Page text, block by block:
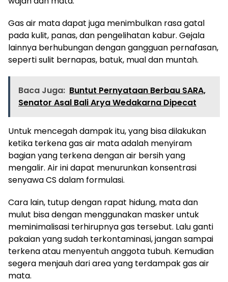
Gas air mata dapat juga menimbulkan rasa gatal
pada kulit, panas, dan pengelihatan kabur. Gejala
lainnya berhubungan dengan gangguan pernafasan,
seperti sulit bernapas, batuk, mual dan muntah.
Baca Juga: Buntut Pernyataan Berbau SARA,
Senator Asal Bali Arya Wedakarna Dipecat
Untuk mencegah dampak itu, yang bisa dilakukan
ketika terkena gas air mata adalah menyiram
bagian yang terkena dengan air bersih yang
mengalir. Air ini dapat menurunkan konsentrasi
senyawa CS dalam formulasi.
Cara lain, tutup dengan rapat hidung, mata dan
mulut bisa dengan menggunakan masker untuk
meminimalisasi terhirupnya gas tersebut. Lalu ganti
pakaian yang sudah terkontaminasi, jangan sampai
terkena atau menyentuh anggota tubuh. Kemudian
segera menjauh dari area yang terdampak gas air
mata.